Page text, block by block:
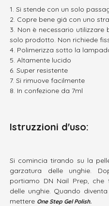
Si stende con un solo
Copre bene giá con uno
Non è necessario
solo prodotto. Non richiede
Polimerizza sotto la
Altamente lucido
Super resistente
Si rimuove facilmente
In confezione da 7ml
Istruzzioni d'uso:
Si comincia tirando su la
garzatura delle unghie.
portiamo DN Nail Prep, che
delle unghie. Quando
mettere One Step Gel Polish.